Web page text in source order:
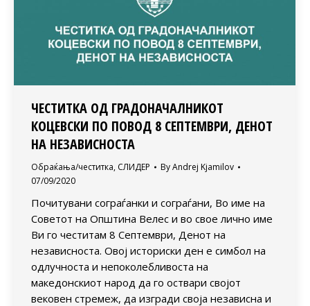
ЧЕСТИТКА ОД ГРАДОНАЧАЛНИКОТ
КОЦЕВСКИ ПО ПОВОД 8 СЕПТЕМВРИ, ДЕНОТ
НА НЕЗАВИСНОСТА
Обраќања/честитка, СЛИДЕР ByAndrej Kjamilov
07/09/2020
Почитувани сограѓанки и сограѓани, Во име на
Советот на Општина Велес и во свое лично име
Ви го честитам 8 Септември, Денот на
независноста. Овој историски ден е симбол на
одлучноста и непоколебливоста на
македонскиот народ да го оствари својот
вековен стремеж, да изгради своја независна и